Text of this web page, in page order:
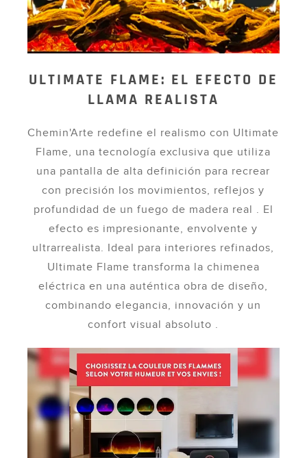
ULTIMATE FLAME: EL EFECTO DE
LLAMA REALISTA
Chemin'Arte redefine el realismo con Ultimate
Flame, una tecnología exclusiva que utiliza
una pantalla de alta definición para recrear
con precisión los movimientos, reflejos y
profundidad de un fuego de madera real . El
efecto es impresionante, envolvente y
ultrarrealista. Ideal para interiores refinados,
Ultimate Flame transforma la chimenea
eléctrica en una auténtica obra de diseño,
combinando elegancia, innovación y un
confort visual absoluto .